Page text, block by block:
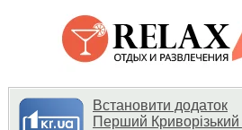
Встановити додаток
Перший Криворізький